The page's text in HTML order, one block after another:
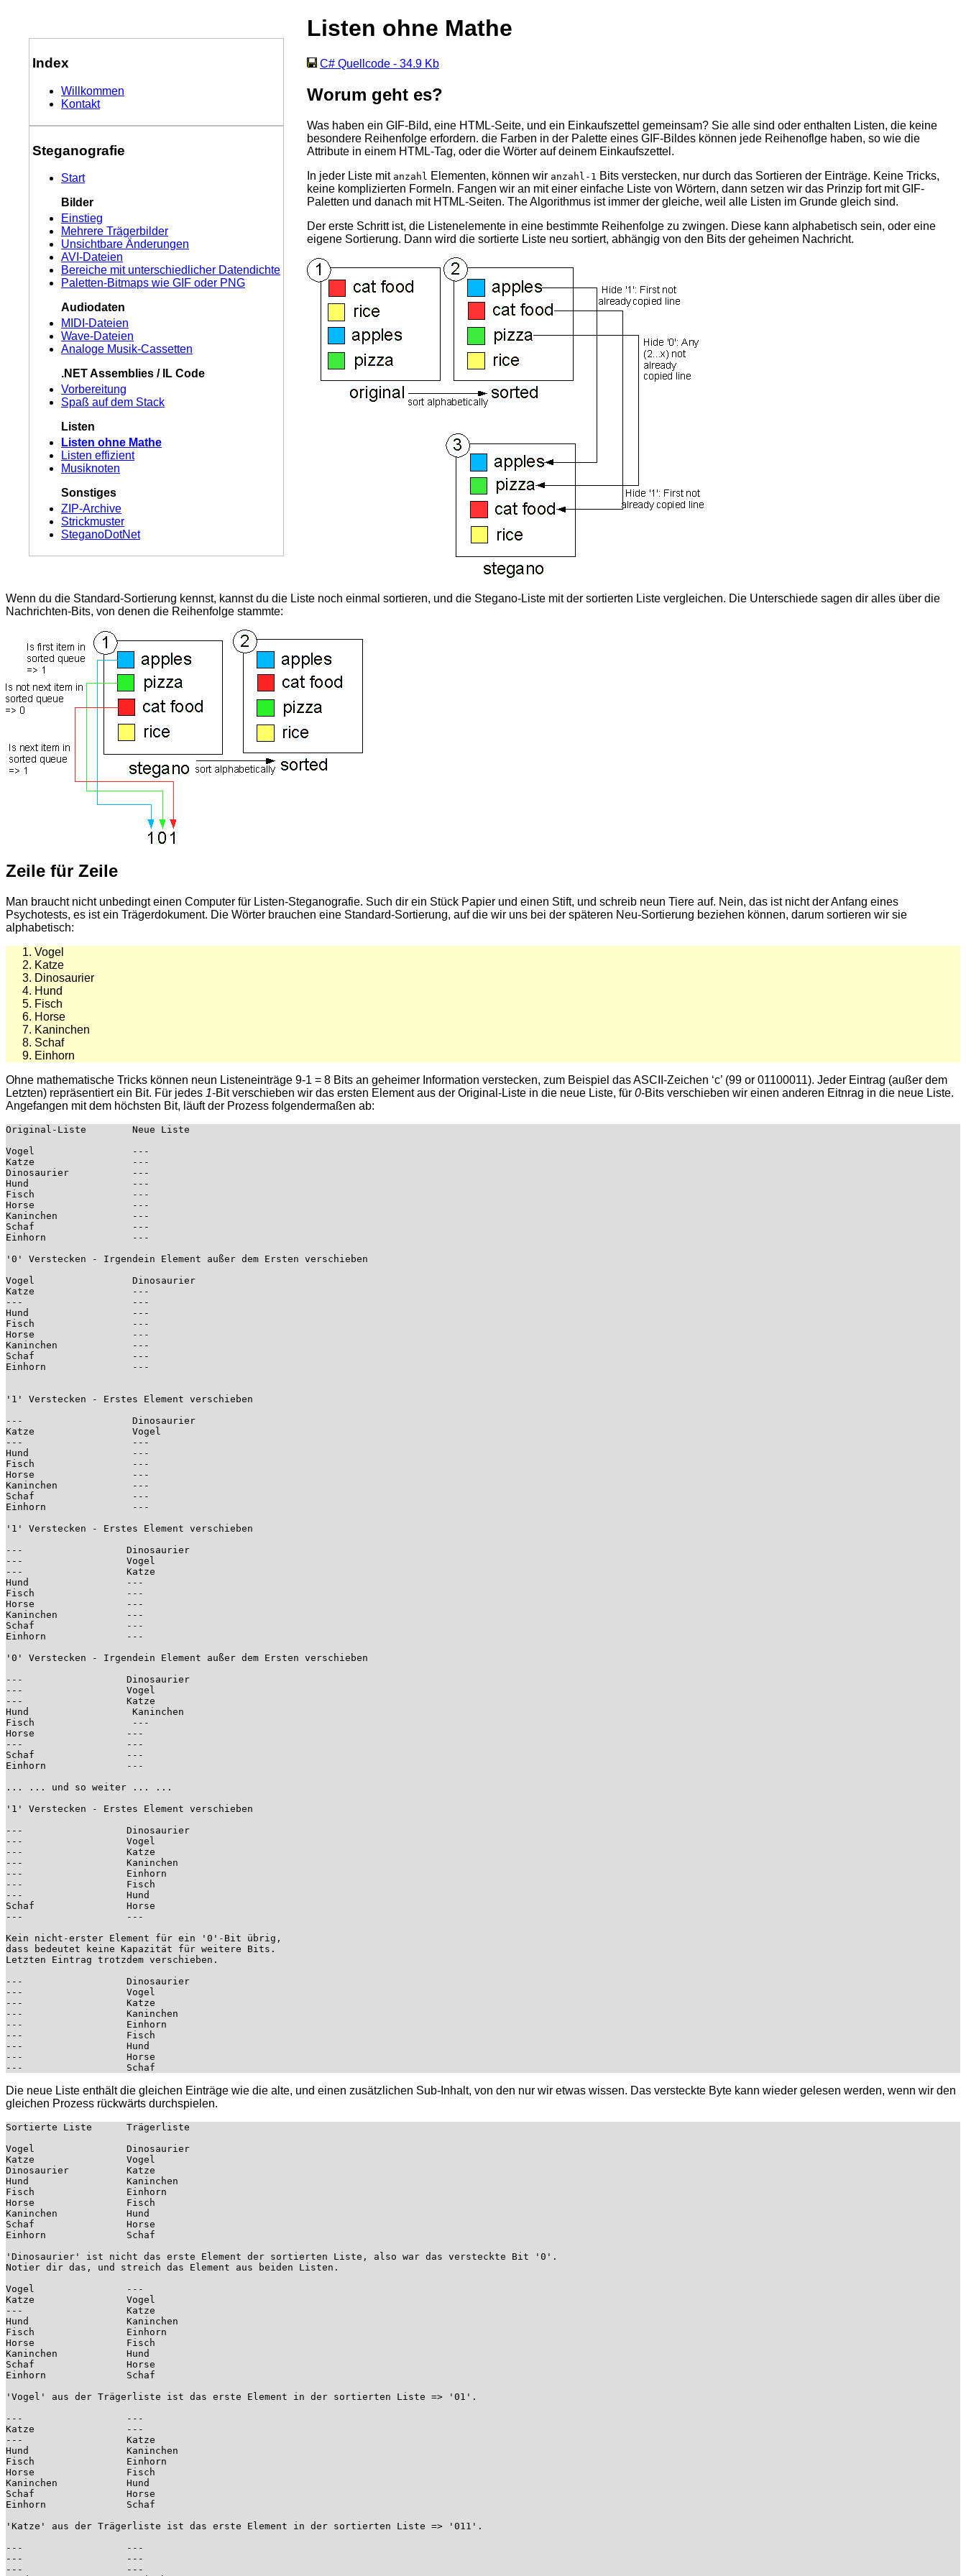
Index
Willkommen
Kontakt
Steganografie
Start
Bilder
Einstieg
Mehrere Trägerbilder
Unsichtbare Änderungen
AVI-Dateien
Bereiche mit unterschiedlicher Datendichte
Paletten-Bitmaps wie GIF oder PNG
Audiodaten
MIDI-Dateien
Wave-Dateien
Analoge Musik-Cassetten
.NET Assemblies / IL Code
Vorbereitung
Spaß auf dem Stack
Listen
Listen ohne Mathe
Listen effizient
Musiknoten
Sonstiges
ZIP-Archive
Strickmuster
SteganoDotNet
Listen ohne Mathe
C# Quellcode - 34.9 Kb
Worum geht es?
Was haben ein GIF-Bild, eine HTML-Seite, und ein Einkaufszettel gemeinsam? Sie alle sind oder enthalten Listen, die keine
besondere Reihenfolge erfordern. die Farben in der Palette eines GIF-Bildes können jede Reihenoflge haben, so wie die
Attribute in einem HTML-Tag, oder die Wörter auf deinem Einkaufszettel.
In jeder Liste mit anzahl Elementen, können wir anzahl-1 Bits verstecken, nur durch das Sortieren der Einträge. Keine Tricks,
keine komplizierten Formeln. Fangen wir an mit einer einfache Liste von Wörtern, dann setzen wir das Prinzip fort mit GIF-
Paletten und danach mit HTML-Seiten. The Algorithmus ist immer der gleiche, weil alle Listen im Grunde gleich sind.
Der erste Schritt ist, die Listenelemente in eine bestimmte Reihenfolge zu zwingen. Diese kann alphabetisch sein, oder eine
eigene Sortierung. Dann wird die sortierte Liste neu sortiert, abhängig von den Bits der geheimen Nachricht.
Wenn du die Standard-Sortierung kennst, kannst du die Liste noch einmal sortieren, und die Stegano-Liste mit der sortierten Liste vergleichen. Die Unterschiede sagen dir alles über die
Nachrichten-Bits, von denen die Reihenfolge stammte:
Zeile für Zeile
Man braucht nicht unbedingt einen Computer für Listen-Steganografie. Such dir ein Stück Papier und einen Stift, und schreib neun Tiere auf. Nein, das ist nicht der Anfang eines
Psychotests, es ist ein Trägerdokument. Die Wörter brauchen eine Standard-Sortierung, auf die wir uns bei der späteren Neu-Sortierung beziehen können, darum sortieren wir sie
alphabetisch:
Vogel
Katze
Dinosaurier
Hund
Fisch
Horse
Kaninchen
Schaf
Einhorn
Ohne mathematische Tricks können neun Listeneinträge 9-1 = 8 Bits an geheimer Information verstecken, zum Beispiel das ASCII-Zeichen ‘c’ (99 or 01100011). Jeder Eintrag (außer dem
Letzten) repräsentiert ein Bit. Für jedes 1-Bit verschieben wir das ersten Element aus der Original-Liste in die neue Liste, für 0-Bits verschieben wir einen anderen Eitnrag in die neue Liste.
Angefangen mit dem höchsten Bit, läuft der Prozess folgendermaßen ab:
Original-Liste        Neue Liste
Vogel                 ---
Katze                 ---
Dinosaurier           ---
Hund                  ---
Fisch                 ---
Horse                 ---
Kaninchen             ---
Schaf                 ---
Einhorn               ---
'0' Verstecken - Irgendein Element außer dem Ersten verschieben
Vogel                 Dinosaurier
Katze                 ---
---                   ---
Hund                  ---
Fisch                 ---
Horse                 ---
Kaninchen             ---
Schaf                 ---
Einhorn               ---
'1' Verstecken - Erstes Element verschieben
---                   Dinosaurier
Katze                 Vogel
---                   ---
Hund                  ---
Fisch                 ---
Horse                 ---
Kaninchen             ---
Schaf                 ---
Einhorn               ---
'1' Verstecken - Erstes Element verschieben
---                  Dinosaurier
---                  Vogel
---                  Katze
Hund                 ---
Fisch                ---
Horse                ---
Kaninchen            ---
Schaf                ---
Einhorn              ---
'0' Verstecken - Irgendein Element außer dem Ersten verschieben
---                  Dinosaurier
---                  Vogel
---                  Katze
Hund                  Kaninchen
Fisch                 ---
Horse                ---
---                  ---
Schaf                ---
Einhorn              ---
... ... und so weiter ... ...
'1' Verstecken - Erstes Element verschieben
---                  Dinosaurier
---                  Vogel
---                  Katze
---                  Kaninchen
---                  Einhorn
---                  Fisch
---                  Hund
Schaf                Horse
---                  ---
Kein nicht-erster Element für ein '0'-Bit übrig,
dass bedeutet keine Kapazität für weitere Bits.
Letzten Eintrag trotzdem verschieben.
---                  Dinosaurier
---                  Vogel
---                  Katze
---                  Kaninchen
---                  Einhorn
---                  Fisch
---                  Hund
---                  Horse
Die neue Liste enthält die gleichen Einträge wie die alte, und einen zusätzlichen Sub-Inhalt, von den nur wir etwas wissen. Das versteckte Byte kann wieder gelesen werden, wenn wir den
gleichen Prozess rückwärts durchspielen.
Sortierte Liste      Trägerliste
Vogel                Dinosaurier
Katze                Vogel
Dinosaurier          Katze
Hund                 Kaninchen
Fisch                Einhorn
Horse                Fisch
Kaninchen            Hund
Schaf                Horse
Einhorn              Schaf
'Dinosaurier' ist nicht das erste Element der sortierten Liste, also war das versteckte Bit '0'.
Notier dir das, und streich das Element aus beiden Listen.
Vogel                ---
Katze                Vogel
---                  Katze
Hund                 Kaninchen
Fisch                Einhorn
Horse                Fisch
Kaninchen            Hund
Schaf                Horse
Einhorn              Schaf
'Vogel' aus der Trägerliste ist das erste Element in der sortierten Liste => '01'.
---                  ---
Katze                ---
---                  Katze
Hund                 Kaninchen
Fisch                Einhorn
Horse                Fisch
Kaninchen            Hund
Schaf                Horse
Einhorn              Schaf
'Katze' aus der Trägerliste ist das erste Element in der sortierten Liste => '011'.
---                  ---
---                  ---
---                  ---